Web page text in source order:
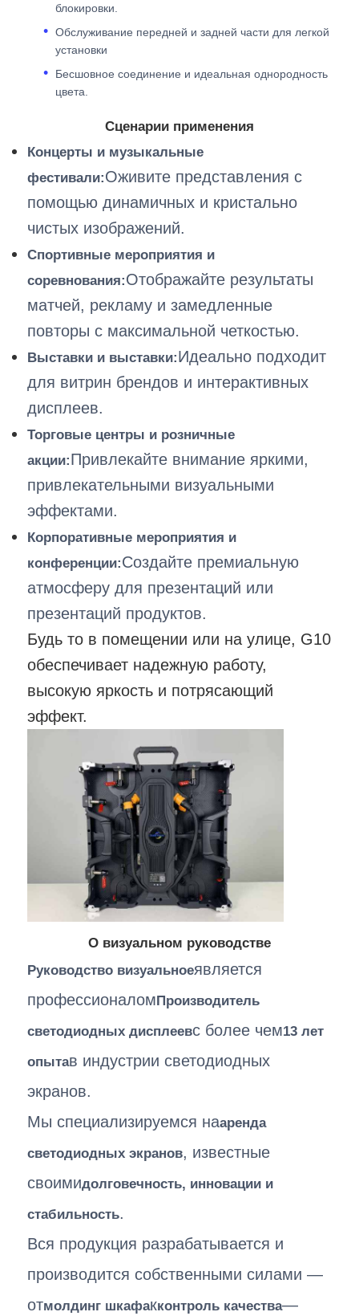
блокировки.
Обслуживание передней и задней части для легкой
установки
Бесшовное соединение и идеальная однородность
цвета.
Сценарии применения
Концерты и музыкальные
фестивали:Оживите представления с
помощью динамичных и кристально
чистых изображений.
Спортивные мероприятия и
соревнования:Отображайте результаты
матчей, рекламу и замедленные
повторы с максимальной четкостью.
Выставки и выставки:Идеально подходит
для витрин брендов и интерактивных
дисплеев.
Торговые центры и розничные
акции:Привлекайте внимание яркими,
привлекательными визуальными
эффектами.
Корпоративные мероприятия и
конференции:Создайте премиальную
атмосферу для презентаций или
презентаций продуктов.
Будь то в помещении или на улице, G10
обеспечивает надежную работу,
высокую яркость и потрясающий
эффект.
О визуальном руководстве
Руководство визуальноеявляется
профессионаломПроизводитель
светодиодных дисплеевс более чем13 лет
опытав индустрии светодиодных
экранов.
Мы специализируемся нааренда
светодиодных экранов, известные
своимидолговечность, инновации и
стабильность.
Вся продукция разрабатывается и
производится собственными силами —
отмолдинг шкафакконтроль качества—